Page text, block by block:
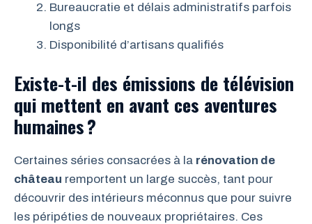
Bureaucratie et délais administratifs parfois
longs
Disponibilité d’artisans qualifiés
Existe-t-il des émissions de télévision
qui mettent en avant ces aventures
humaines ?
Certaines séries consacrées à la rénovation de
château remportent un large succès, tant pour
découvrir des intérieurs méconnus que pour suivre
les péripéties de nouveaux propriétaires. Ces